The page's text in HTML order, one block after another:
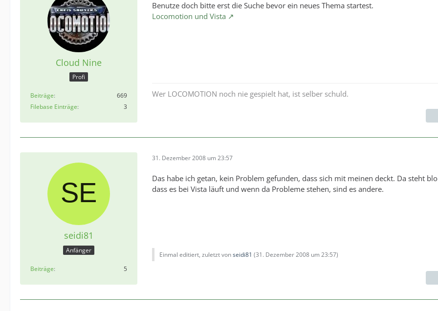
Cloud Nine
Profi
Beiträge
669
Filebase Einträge
3
Benutze doch bitte erst die Suche bevor ein neues Thema startest.
Locomotion und Vista
Wer LOCOMOTION noch nie gespielt hat, ist selber schuld.
seidi81
Anfänger
Beiträge 5
31. Dezember 2008 um 23:57
Das habe ich getan, kein Problem gefunden, dass sich mit meinen deckt. Da steht
dass es bei Vista läuft und wenn da Probleme stehen, sind es andere.
Einmal editiert, zuletzt vonseidi81 (31. Dezember 2008 um 23:57)